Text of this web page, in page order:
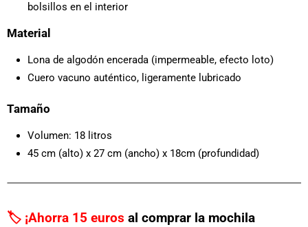
bolsillos en el interior
Material
Lona de algodón encerada (impermeable, efecto loto)
Cuero vacuno auténtico, ligeramente lubricado
Tamaño
Volumen: 18 litros
45 cm (alto) x 27 cm (ancho) x 18cm (profundidad)
🏷️ ¡Ahorra 15 euros al comprar la mochila